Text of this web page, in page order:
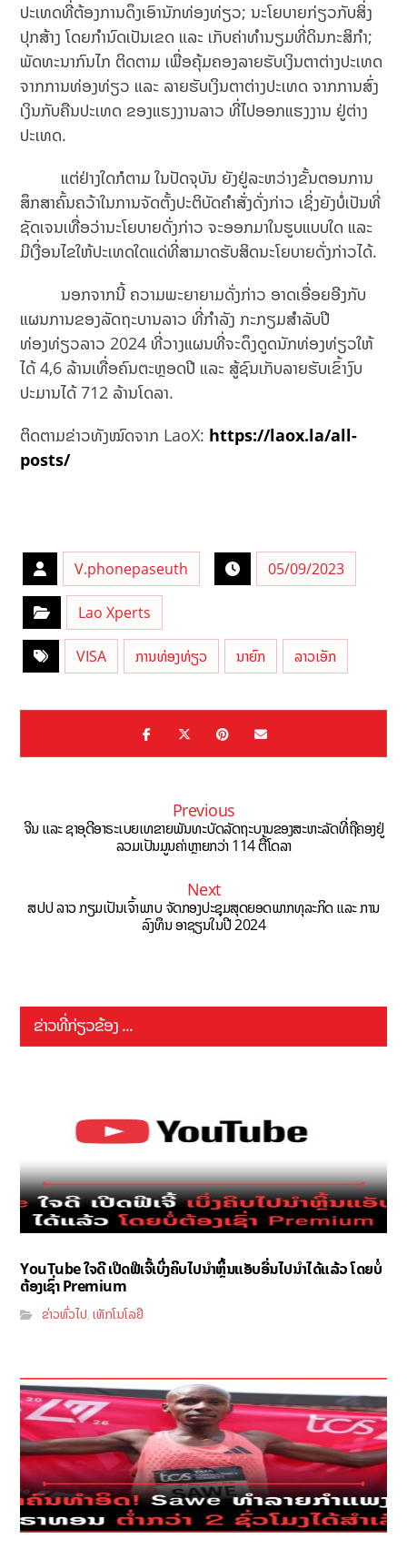
ປະເທດທີ່ຕ້ອງການດຶງເອົານັກທ່ອງທ່ຽວ; ນະໂຍບາຍກ່ຽວກັບສິ່ງ
ປຸກສ້າງ ໂດຍກໍານົດເປັນເຂດ ແລະ ເກັບຄ່າທໍານຽມທີ່ດິນກະສິກໍາ;
ພັດທະນາກົນໄກ ຕິດຕາມ ເພື່ອຄຸ້ມຄອງລາຍຮັບເງິນຕາຕ່າງປະເທດ
ຈາກການທ່ອງທ່ຽວ ແລະ ລາຍຮັບເງິນຕາຕ່າງປະເທດ ຈາກການສົ່ງ
ເງິນກັບຄືນປະເທດ ຂອງແຮງງານລາວ ທີ່ໄປອອກແຮງງານ ຢູ່ຕ່າງ
ປະເທດ.
ແຕ່ຢ່າງໃດກໍຕາມ ໃນປັດຈຸບັນ ຍັງຢູ່ລະຫວ່າງຂັ້ນຕອນການ
ສຶກສາຄົ້ນຄວ້າໃນການຈັດຕັ້ງປະຕິບັດຄຳສັ່ງດັ່ງກ່າວ ເຊິ່ງຍັງບໍ່ເປັນທີ່
ຊັດເຈນເທື່ອວ່ານະໂຍບາຍດັ່ງກ່າວ ຈະອອກມາໃນຮູບແບບໃດ ແລະ
ມີເງື່ອນໄຂໃຫ້ປະເທດໃດແດ່ທີ່ສາມາດຮັບສິດນະໂຍບາຍດັ່ງກ່າວໄດ້.
ນອກຈາກນີ້ ຄວາມພະຍາຍາມດັ່ງກ່າວ ອາດເອື່ອຍອີງກັບ
ແຜນການຂອງລັດຖະບານລາວ ທີ່ກຳລັງ ກະກຽມສໍາລັບປີ
ທ່ອງທ່ຽວລາວ 2024 ທີ່ວາງແຜນທີ່ຈະດຶງດູດນັກທ່ອງທ່ຽວໃຫ້
ໄດ້ 4,6 ລ້ານເທື່ອຄົນຕະຫຼອດປີ ແລະ ສູ້ຊົນເກັບລາຍຮັບເຂົ້າງົບ
ປະມານໄດ້ 712 ລ້ານໂດລາ.
ຕິດຕາມຂ່າວທັງໝົດຈາກ LaoX: https://laox.la/all-
posts/
V.phonepaseuth 05/09/2023
Lao Xperts
VISA ການທ່ອງທ່ຽວ ນາຍົກ ລາວເອັກ
Previous
ຈີນ ແລະ ຊາ​ອຸ​ດີອາ​ຣະ​ເບຍເທຂາຍພັນທະບັດລັດຖະບານຂອງສະຫະລັດທີ່ຖືຄອງຢູ່
ລວມເປັນມູນຄ່າຫຼາຍກວ່າ 114 ຕື້ໂດລາ
Next
ສປປ ລາວ ກຽມເປັນເຈົ້າພາບ ຈັດກອງປະຊຸມສຸດຍອດພາກທຸລະກິດ ແລະ ການ
ລົງທຶນ ອາຊຽນໃນປີ 2024
ຂ່າວທີ່ກ່ຽວຂ້ອງ ...
YouTube ໃຈດີ ເປີດຟີເຈີ້ເບິ່ງຄິບໄປນຳຫຼິ້ນແອັບອື່ນໄປນຳໄດ້ແລ້ວ ໂດຍບໍ່
ຕ້ອງເຊົ່າ Premium
ຂ່າວທົ່ວໄປ,ເທັກໂນໂລຢີ